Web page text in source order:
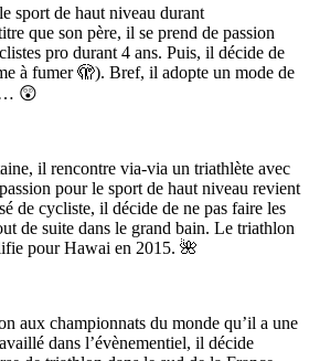
sport de haut niveau durant
que son père, il se prend de passion
pro durant 4 ans. Puis, il décide de
à fumer 🫣). Bref, il adopte un mode de
😲
il rencontre via-via un triathlète avec
pour le sport de haut niveau revient
de cycliste, il décide de ne pas faire les
de suite dans le grand bain. Le triathlon
pour Hawai en 2015. 🌺
aux championnats du monde qu’il a une
dans l’évènementiel, il décide